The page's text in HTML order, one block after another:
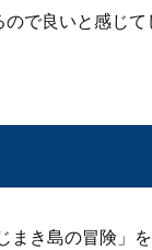
で良いと感じ
き島の冒険」